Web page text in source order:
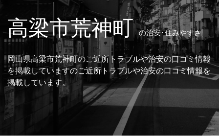
高梁市荒神町の治安･住みやすさ
岡山県高梁市荒神町のご近所トラブルや治安の口コミ情報
を掲載していますのご近所トラブルや治安の口コミ情報を
掲載しています。